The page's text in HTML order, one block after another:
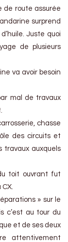
de route assurée
surprend
Juste quoi
de plusieurs
va avoir besoin
mal de travaux
chasse
des circuits et
travaux auxquels
toit ouvrant fut
» sur le
c’est au tour du
et de ses deux
attentivement